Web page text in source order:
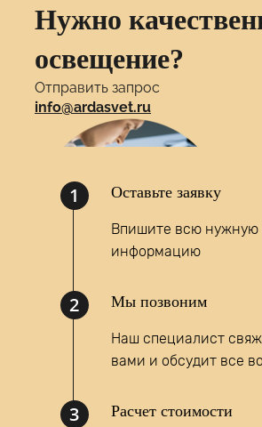
Нужно
освещение?
Отправить запрос
info@ardasvet.ru
Написать запрос
MAX
1 Оставьте заявку
Впишите всю нужную
информацию
2 Мы позвоним
Наш специалист
вами и обсудит все
3 Расчет стоимости